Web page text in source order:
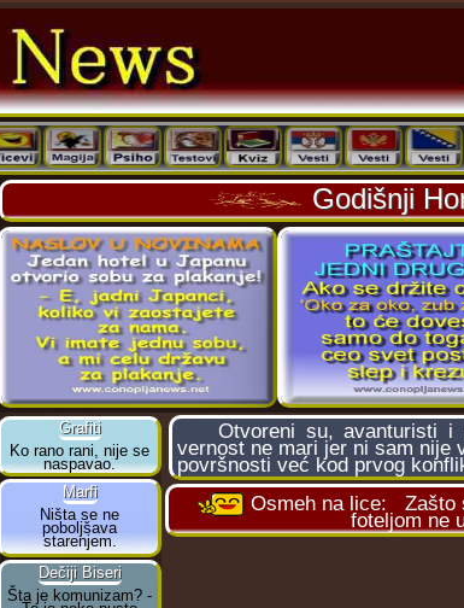
Godišnji
Otvoreni su, avanturisti i
vernost ne mari jer ni sam nije
površnosti već kod prvog
Osmeh na lice: Zašto
foteljom ne